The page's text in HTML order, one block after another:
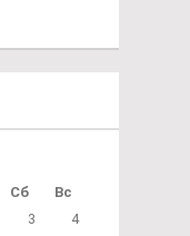
Сб
Вс
3
4